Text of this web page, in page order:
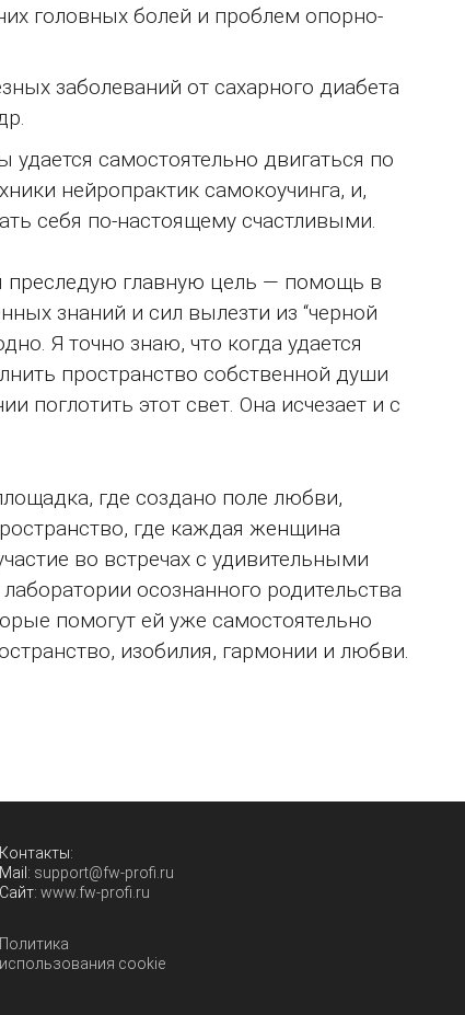
головных болей и проблем опорно-
заболеваний от сахарного диабета
самостоятельно двигаться по
нейропрактик самокоучинга, и,
себя по-настоящему счастливыми.
преследую главную цель — помощь в
знаний и сил вылезти из “черной
Я точно знаю, что когда удается
пространство собственной души
поглотить этот свет. Она исчезает и с
где создано поле любви,
где каждая женщина
во встречах с удивительными
осознанного родительства
помогут ей уже самостоятельно
изобилия, гармонии и любви.
Контакты:
Mail: support@fw-profi.ru
Сайт:www.fw-profi.ru
Политика
использования cookie